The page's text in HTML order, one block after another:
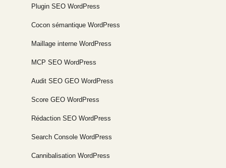
Plugin SEO WordPress
Cocon sémantique WordPress
Maillage interne WordPress
MCP SEO WordPress
Audit SEO GEO WordPress
Score GEO WordPress
Rédaction SEO WordPress
Search Console WordPress
Cannibalisation WordPress